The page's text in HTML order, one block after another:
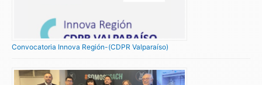
Convocatoria Innova Región-(CDPR Valparaíso)